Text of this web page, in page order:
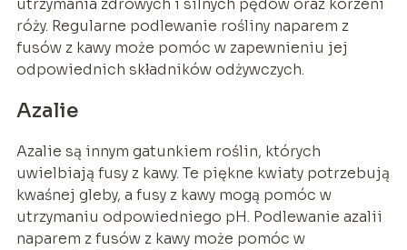
utrzymania zdrowych i silnych pędów oraz korzeni
róży. Regularne podlewanie rośliny naparem z
fusów z kawy może pomóc w zapewnieniu jej
odpowiednich składników odżywczych.
Azalie
Azalie są innym gatunkiem roślin, których
uwielbiają fusy z kawy. Te piękne kwiaty potrzebują
kwaśnej gleby, a fusy z kawy mogą pomóc w
utrzymaniu odpowiedniego pH. Podlewanie azalii
naparem z fusów z kawy może pomóc w